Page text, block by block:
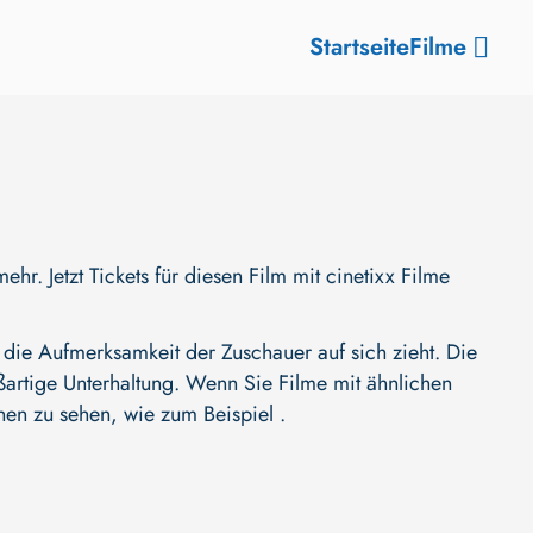
StartseiteFilme
Jetzt Tickets für diesen Film mit cinetixx Filme
Aufmerksamkeit der Zuschauer auf sich zieht. Die
Unterhaltung. Wenn Sie Filme mit ähnlichen
zu sehen, wie zum Beispiel .